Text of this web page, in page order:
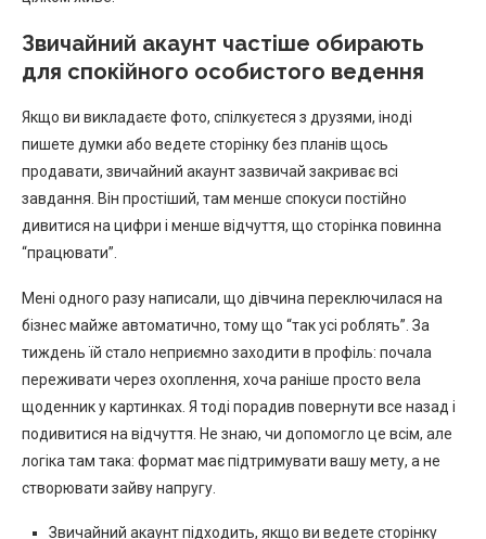
Звичайний акаунт частіше обирають
для спокійного особистого ведення
Якщо ви викладаєте фото, спілкуєтеся з друзями, іноді
пишете думки або ведете сторінку без планів щось
продавати, звичайний акаунт зазвичай закриває всі
завдання. Він простіший, там менше спокуси постійно
дивитися на цифри і менше відчуття, що сторінка повинна
“працювати”.
Мені одного разу написали, що дівчина переключилася на
бізнес майже автоматично, тому що “так усі роблять”. За
тиждень їй стало неприємно заходити в профіль: почала
переживати через охоплення, хоча раніше просто вела
щоденник у картинках. Я тоді порадив повернути все назад і
подивитися на відчуття. Не знаю, чи допомогло це всім, але
логіка там така: формат має підтримувати вашу мету, а не
створювати зайву напругу.
Звичайний акаунт підходить, якщо ви ведете сторінку